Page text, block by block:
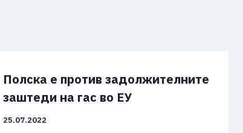
Полска е против задолжителните
заштеди на гас во ЕУ
25.07.2022